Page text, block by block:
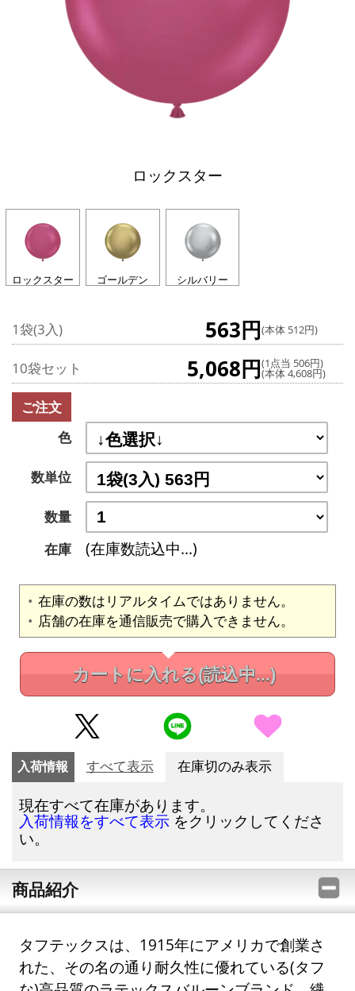
ロックスター
ロックスター ゴールデン シルバリー
1袋(3入) 563円(本体 512円)
10袋セット 5,068円(1点当 506円)
(本体 4,608円)
ご注文
色
数単位
数量
在庫
(在庫数読込中...)
在庫の数はリアルタイムではありません。
店舗の在庫を通信販売で購入できません。
カートに入れる(読込中...)
入荷情報 すべて表示 在庫切のみ表示
現在すべて在庫があります。
入荷情報をすべて表示 をクリックしてくださ
い。
商品紹介
タフテックスは、1915年にアメリカで創業さ
れた、その名の通り耐久性に優れている(タフ